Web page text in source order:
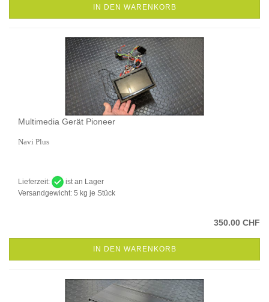
IN DEN WARENKORB
Multimedia Gerät Pioneer
Navi Plus
Lieferzeit:
ist an Lager
Versandgewicht: 5 kg je Stück
350.00 CHF
IN DEN WARENKORB